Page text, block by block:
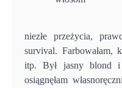
niezłe przeżycia,
survival. Farbowałam,
itp. Był jasny blond i
osiągnęłam